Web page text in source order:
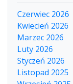
Czerwiec 2026
Kwiecień 2026
Marzec 2026
Luty 2026
Styczeń 2026
Listopad 2025